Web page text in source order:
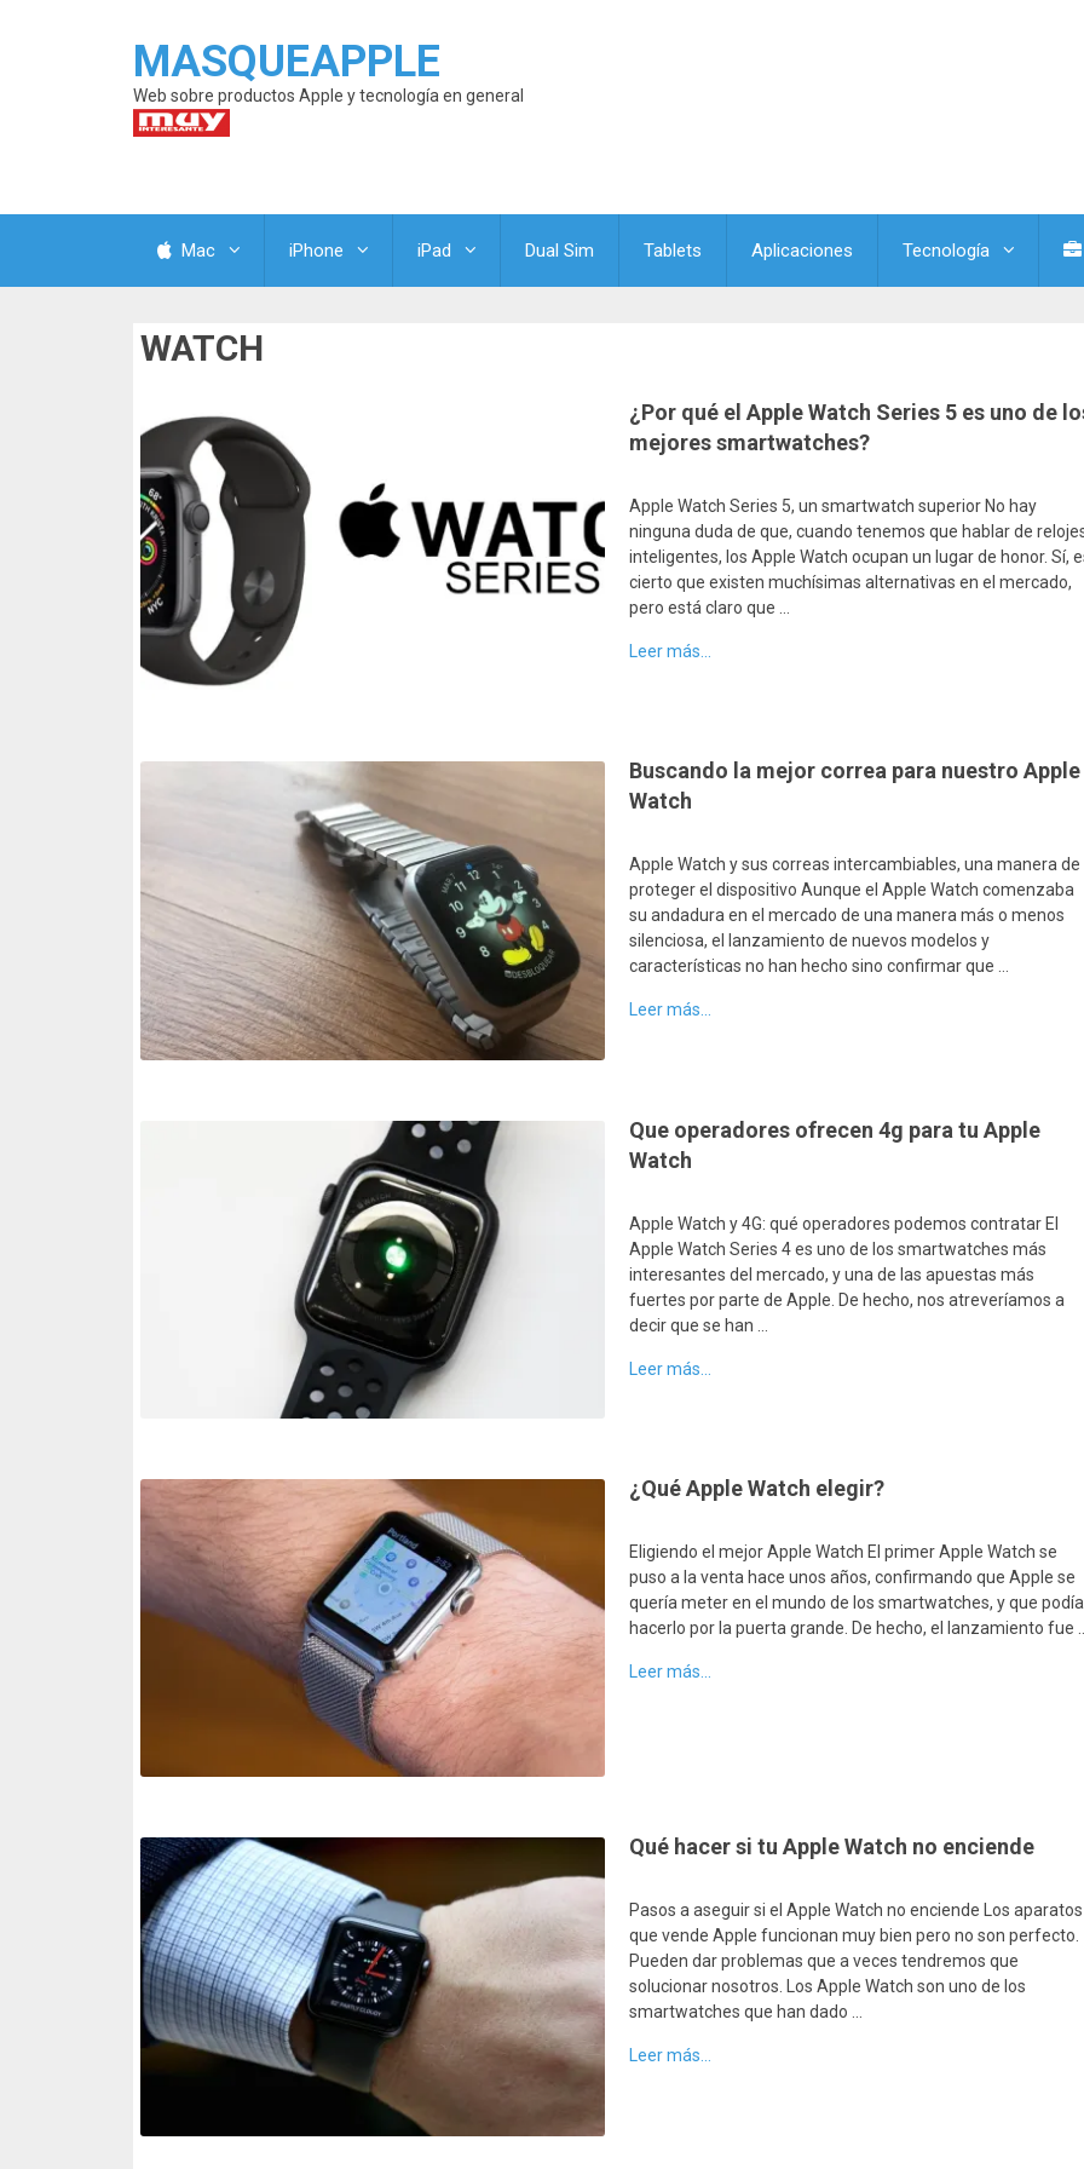
MASQUEAPPLE
Web sobre productos Apple y tecnología en general
Mac iPhone iPad Dual Sim Tablets Aplicaciones Tecnología
WATCH
¿Por qué el Apple Watch Series 5 es uno de
mejores smartwatches?
Apple Watch Series 5, un smartwatch superior No hay
ninguna duda de que, cuando tenemos que hablar de
inteligentes, los Apple Watch ocupan un lugar de honor. Sí,
cierto que existen muchísimas alternativas en el mercado,
pero está claro que …
Leer más...
Buscando la mejor correa para nuestro Apple
Watch
Apple Watch y sus correas intercambiables, una manera de
proteger el dispositivo Aunque el Apple Watch comenzaba
su andadura en el mercado de una manera más o menos
silenciosa, el lanzamiento de nuevos modelos y
características no han hecho sino confirmar que …
Leer más...
Que operadores ofrecen 4g para tu Apple
Watch
Apple Watch y 4G: qué operadores podemos contratar El
Apple Watch Series 4 es uno de los smartwatches más
interesantes del mercado, y una de las apuestas más
fuertes por parte de Apple. De hecho, nos atreveríamos a
decir que se han …
Leer más...
¿Qué Apple Watch elegir?
Eligiendo el mejor Apple Watch El primer Apple Watch se
puso a la venta hace unos años, confirmando que Apple se
quería meter en el mundo de los smartwatches, y que podía
hacerlo por la puerta grande. De hecho, el lanzamiento fue
Leer más...
Qué hacer si tu Apple Watch no enciende
Pasos a aseguir si el Apple Watch no enciende Los aparatos
que vende Apple funcionan muy bien pero no son perfecto.
Pueden dar problemas que a veces tendremos que
solucionar nosotros. Los Apple Watch son uno de los
smartwatches que han dado …
Leer más...